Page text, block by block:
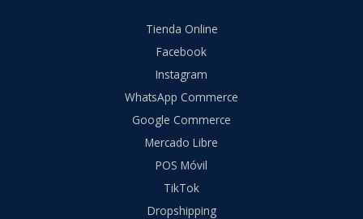
Tienda Online
Facebook
Instagram
WhatsApp Commerce
Google Commerce
Mercado Libre
POS Móvil
TikTok
Dropshipping